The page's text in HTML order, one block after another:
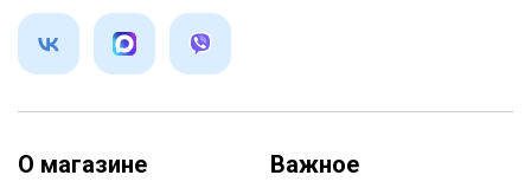
О магазине Важное